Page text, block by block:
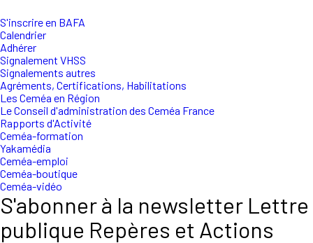
S'inscrire en BAFA
Calendrier
Adhérer
Signalement VHSS
Signalements autres
Agréments, Certifications, Habilitations
Les Ceméa en Région
Le Conseil d'administration des Ceméa France
Rapports d'Activité
Ceméa-formation
Yakamédia
Ceméa-emploi
Ceméa-boutique
Ceméa-vidéo
S'abonner à la newsletter Lettre
publique Repères et Actions